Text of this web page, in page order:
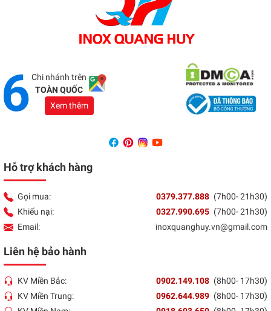
Showroom Đồng Nai
Địa chỉ: 1066 - QL 51 Tổ 3- Ấp Đồng- Phước Tân-
Chi nhánh trên
TOÀN QUỐC
Xem thêm
Hỗ trợ khách hàng
Gọi mua: 0379.377.888 (7h00- 21h30)
Khiếu nại:
0327.990.695 (7h00- 21h30)
Email:
inoxquanghuy.vn@gmail.com
Liên hệ bảo hành
KV Miền Bắc: 0902.149.108 (8h00- 17h30)
KV Miền Trung:
0962.644.989 (8h00- 17h30)